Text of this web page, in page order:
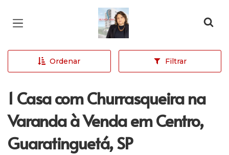
Página inicial
Ordenar Filtrar
1 Casa com Churrasqueira na
Varanda à Venda em Centro,
Guaratinguetá, SP